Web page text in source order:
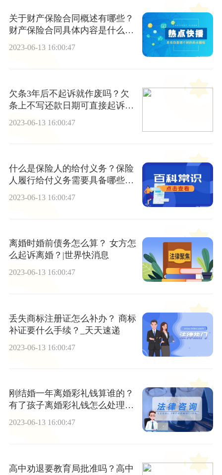
关于财产保险合同概述有哪些？
财产保险合同具体内容是什么？
每日讯息
2023-06-13 16:00:47
欠条3年后不起诉就作废吗？欠
条上不写还款日期可直接起诉
2023-06-13 16:00:47
什么是保险人的给付义务？保险
人履行给付义务需要具备哪些条
件？
2023-06-13 16:00:47
离婚时婚前债务怎么算？ 女方怎
么起诉离婚？|世界快消息
2023-06-13 16:00:47
丢失商标注册证怎么补办？ 商标
补证要什么手续？_天天速递
2023-06-13 16:00:47
刚结婚一年离婚彩礼钱算谁的？
有了孩子离婚彩礼钱怎么处理？-
当前滚动
2023-06-13 16:00:47
高中劝退要教育局批准吗？高中